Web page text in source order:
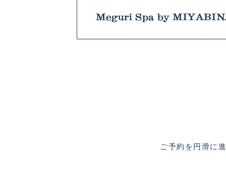
Meguri Spa by
ご予約を円滑に